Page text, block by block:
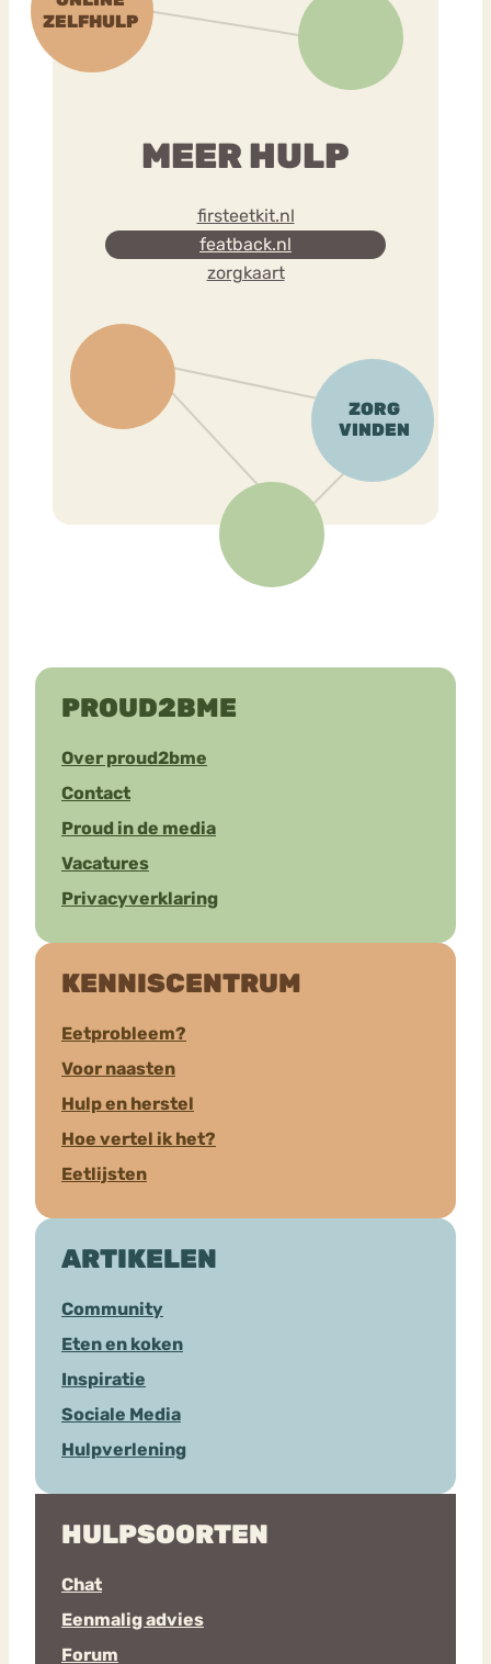
MEER HULP
firsteetkit.nl
featback.nl
zorgkaart
PROUD2BME
Over proud2bme
Contact
Proud in de media
Vacatures
Privacyverklaring
KENNISCENTRUM
Eetprobleem?
Voor naasten
Hulp en herstel
Hoe vertel ik het?
Eetlijsten
ARTIKELEN
Community
Eten en koken
Inspiratie
Sociale Media
Hulpverlening
HULPSOORTEN
Chat
Eenmalig advies
Forum